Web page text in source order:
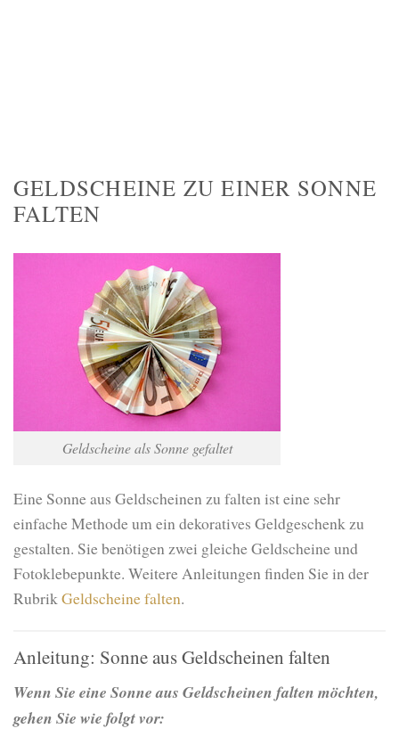
GELDSCHEINE ZU EINER SONNE
FALTEN
Geldscheine als Sonne gefaltet
Eine Sonne aus Geldscheinen zu falten ist eine sehr
einfache Methode um ein dekoratives Geldgeschenk zu
gestalten. Sie benötigen zwei gleiche Geldscheine und
Fotoklebepunkte. Weitere Anleitungen finden Sie in der
Rubrik Geldscheine falten.
Anleitung: Sonne aus Geldscheinen falten
Wenn Sie eine Sonne aus Geldscheinen falten möchten,
gehen Sie wie folgt vor: